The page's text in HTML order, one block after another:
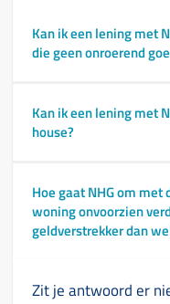
Kan ik een lening met
die geen onroerend
Kan ik een lening met
house?
Hoe gaat NHG om
woning onvoorzien
geldverstrekker dan
Zit je antwoord er